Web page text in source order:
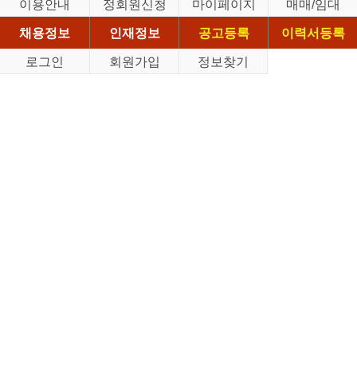
이용안내 정회원신청 마이페이지
매매/임대
채용정보
인재정보 공고등록
이력서등록
로그인
회원가입 정보찾기